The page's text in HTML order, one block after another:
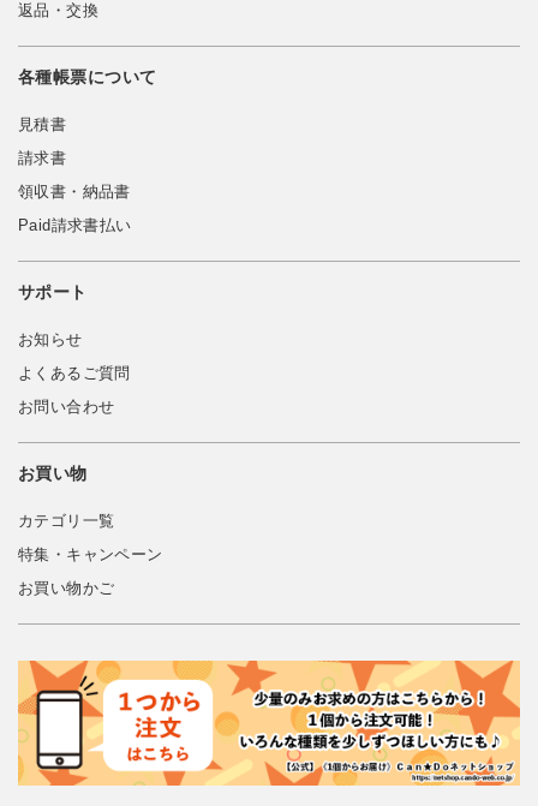
返品・交換
各種帳票について
見積書
請求書
領収書・納品書
Paid請求書払い
サポート
お知らせ
よくあるご質問
お問い合わせ
お買い物
カテゴリ一覧
特集・キャンペーン
お買い物かご